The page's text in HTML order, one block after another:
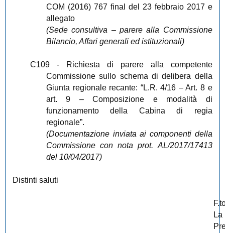
COM (2016) 767 final del 23 febbraio 2017 e
allegato
(Sede consultiva – parere alla Commissione
Bilancio, Affari generali ed istituzionali)
C109 - Richiesta di parere alla competente
Commissione sullo schema di delibera della
Giunta regionale recante: “L.R. 4/16 – Art. 8 e
art. 9 – Composizione e modalità di
funzionamento della Cabina di regia
regionale”.
(Documentazione inviata ai componenti della
Commissione con nota prot. AL/2017/17413
del 10/04/2017)
Distinti saluti
La